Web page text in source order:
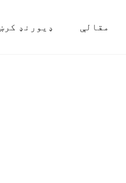
مقالې ډیورنډ